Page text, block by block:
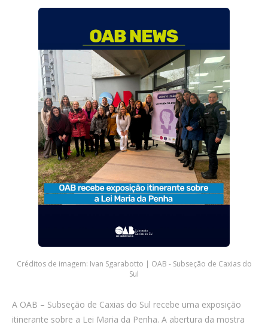
Créditos de imagem: Ivan Sgarabotto | OAB - Subseção de Caxias do
Sul
A OAB – Subseção de Caxias do Sul recebe uma exposição
itinerante sobre a Lei Maria da Penha. A abertura da mostra